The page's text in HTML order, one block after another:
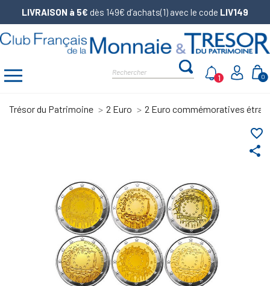
LIVRAISON à 5€ dès 149€ d’achats(1) avec le code LIV149
0
1
Trésor du Patrimoine 2 Euro 2 Euro commémoratives
share
favorite_border